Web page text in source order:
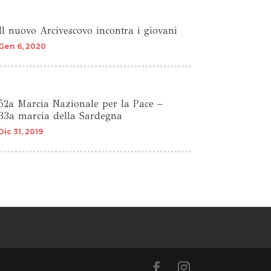
nuovo Arcivescovo incontra i giovani
6, 2020
Marcia Nazionale per la Pace –
marcia della Sardegna
31, 2019